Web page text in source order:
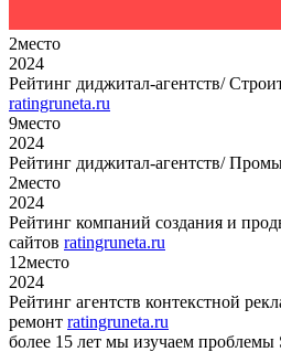
2место
2024
Рейтинг диджитал-агентств/
ratingruneta.ru
9место
2024
Рейтинг диджитал-агентств/
2место
2024
Рейтинг компаний создания и
сайтов ratingruneta.ru
12место
2024
Рейтинг агентств контекстной
ремонт ratingruneta.ru
более 15 лет мы изучаем проблемы